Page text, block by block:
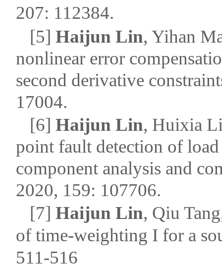
207: 112384.
[5] Haijun Lin, Yihan
nonlinear error
second derivative
17004.
[6] Haijun Lin, Huixia
point fault detection of
component analysis and
2020, 159: 107706.
[7] Haijun Lin, Qiu Tang
of time-weighting I for a
511-516